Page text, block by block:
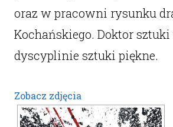
oraz w pracowni rysunku
Kochańskiego. Doktor
dyscyplinie sztuki piękne.
Zobacz zdjęcia